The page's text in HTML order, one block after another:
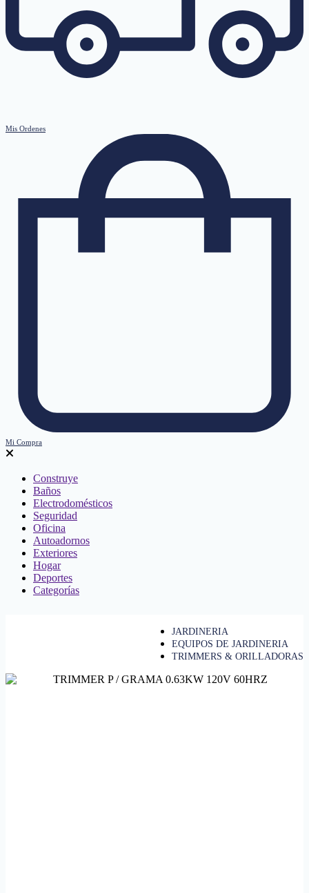
Mis Ordenes
Mi Compra
Construye
Baños
Electrodomésticos
Seguridad
Oficina
Autoadornos
Exteriores
Hogar
Deportes
Categorías
JARDINERIA
EQUIPOS DE JARDINERIA
TRIMMERS & ORILLADORAS